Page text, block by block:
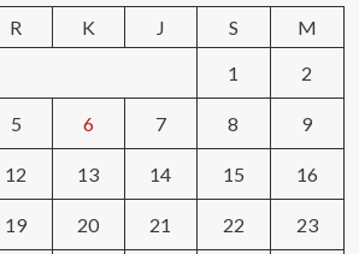
R K J S
M
1
2
5 6 7 8 9
12 13 14 15 16
19 20 21 22 23